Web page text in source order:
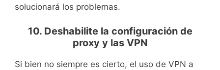
solucionará los problemas.
10. Deshabilite la configuración de
proxy y las VPN
Si bien no siempre es cierto, el uso de VPN a